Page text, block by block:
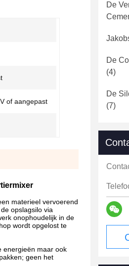
of aangepast
materieel vervoerend
opslagsilo via
onophoudelijk in de
wordt opgelost te
energieën maar ook
geen het
De
De
(4)
De
(7)